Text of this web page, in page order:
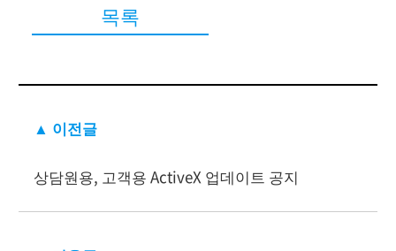
목록
▲ 이전글
상담원용, 고객용 ActiveX 업데이트 공지